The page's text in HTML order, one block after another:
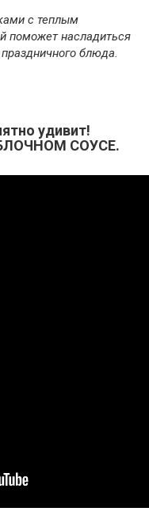
с теплым
поможет насладиться
блюда.
удивит!
СОУСЕ.